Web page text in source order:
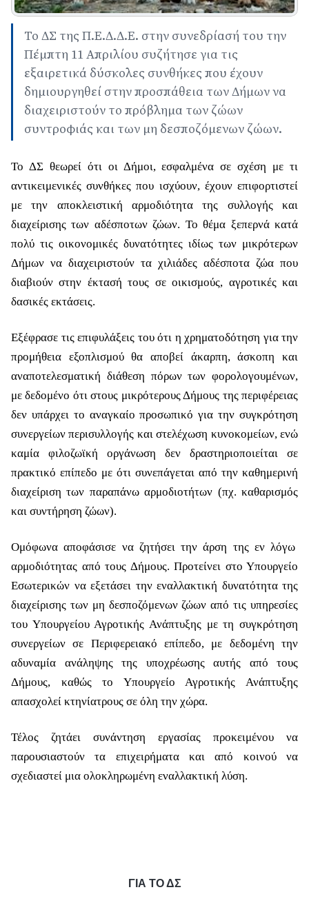
Το ΔΣ της Π.Ε.Δ.Δ.Ε. στην συνεδρίασή του την
Πέμπτη 11 Απριλίου συζήτησε για τις
εξαιρετικά δύσκολες συνθήκες που έχουν
δημιουργηθεί στην προσπάθεια των Δήμων να
διαχειριστούν το πρόβλημα των ζώων
συντροφιάς και των μη δεσποζόμενων ζώων.
Το ΔΣ θεωρεί ότι οι Δήμοι, εσφαλμένα σε σχέση με τι
αντικειμενικές συνθήκες που ισχύουν, έχουν επιφορτιστεί
με την αποκλειστική αρμοδιότητα της συλλογής και
διαχείρισης των αδέσποτων ζώων. Το θέμα ξεπερνά κατά
πολύ τις οικονομικές δυνατότητες ιδίως των μικρότερων
Δήμων να διαχειριστούν τα χιλιάδες αδέσποτα ζώα που
διαβιούν στην έκτασή τους σε οικισμούς, αγροτικές και
δασικές εκτάσεις.
Εξέφρασε τις επιφυλάξεις του ότι η χρηματοδότηση για την
προμήθεια εξοπλισμού θα αποβεί άκαρπη, άσκοπη και
αναποτελεσματική διάθεση πόρων των φορολογουμένων,
με δεδομένο ότι στους μικρότερους Δήμους της περιφέρειας
δεν υπάρχει το αναγκαίο προσωπικό για την συγκρότηση
συνεργείων περισυλλογής και στελέχωση κυνοκομείων, ενώ
καμία φιλοζωϊκή οργάνωση δεν δραστηριοποιείται σε
πρακτικό επίπεδο με ότι συνεπάγεται από την καθημερινή
διαχείριση των παραπάνω αρμοδιοτήτων (πχ. καθαρισμός
και συντήρηση ζώων).
Ομόφωνα αποφάσισε να ζητήσει την άρση της εν λόγω
αρμοδιότητας από τους Δήμους. Προτείνει στο Υπουργείο
Εσωτερικών να εξετάσει την εναλλακτική δυνατότητα της
διαχείρισης των μη δεσποζόμενων ζώων από τις υπηρεσίες
του Υπουργείου Αγροτικής Ανάπτυξης με τη συγκρότηση
συνεργείων σε Περιφερειακό επίπεδο, με δεδομένη την
αδυναμία ανάληψης της υποχρέωσης αυτής από τους
Δήμους, καθώς το Υπουργείο Αγροτικής Ανάπτυξης
απασχολεί κτηνίατρους σε όλη την χώρα.
Τέλος ζητάει συνάντηση εργασίας προκειμένου να
παρουσιαστούν τα επιχειρήματα και από κοινού να
σχεδιαστεί μια ολοκληρωμένη εναλλακτική λύση.
ΓΙΑ ΤΟ ΔΣ